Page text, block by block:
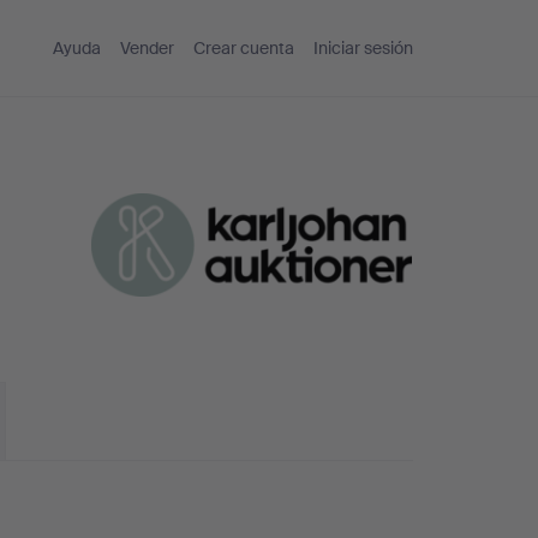
Ayuda Vender Crear cuenta Iniciar sesión